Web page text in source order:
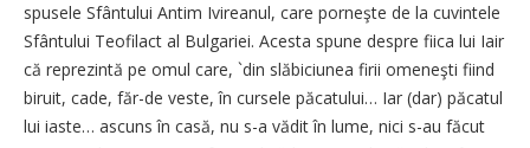
spusele Sfântului Antim Ivireanul, care porneşte de la cuvintele
Sfântului Teofilact al Bulgariei. Acesta spune despre fiica lui Iair
că reprezintă pe omul care, `din slăbiciunea firii omeneşti fiind
biruit, cade, făr-de veste, în cursele păcatului… Iar (dar) păcatul
lui iaste… ascuns în casă, nu s-a vădit în lume, nici s-au făcut